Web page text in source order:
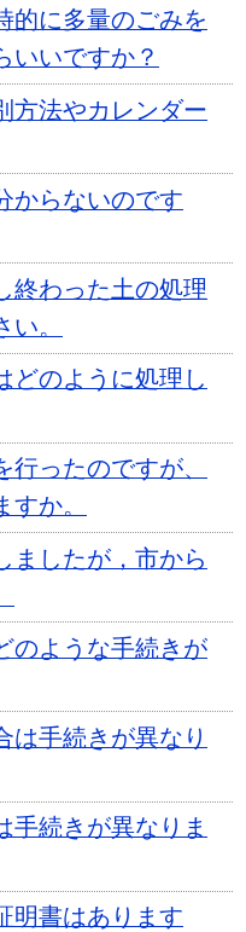
的に多量のごみを
いいですか？
方法やカレンダー
からないのです
終わった土の処理
。
どのように処理し
ったのですが、
か。
ましたが，市から
のような手続きが
は手続きが異なり
手続きが異なりま
明書はあります